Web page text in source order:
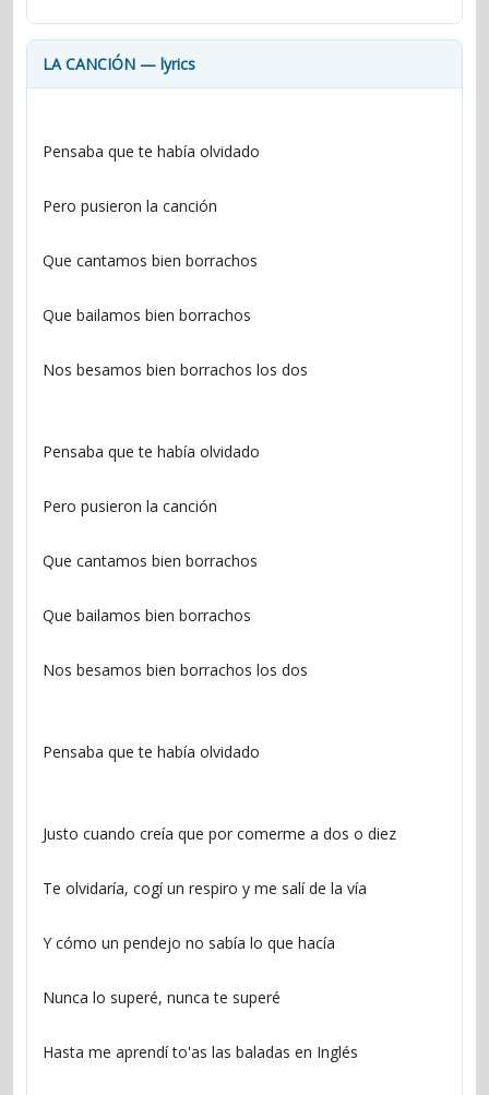
contacts
Contact Aiken or Wolf
LA CANCIÓN — lyrics
Pensaba que te había olvidado
Pero pusieron la canción
Que cantamos bien borrachos
Que bailamos bien borrachos
Nos besamos bien borrachos los dos
Pensaba que te había olvidado
Pero pusieron la canción
Que cantamos bien borrachos
Que bailamos bien borrachos
Nos besamos bien borrachos los dos
Pensaba que te había olvidado
Justo cuando creía que por comerme a dos o diez
Te olvidaría, cogí un respiro y me salí de la vía
Y cómo un pendejo no sabía lo que hacía
Nunca lo superé, nunca te superé
Hasta me aprendí to'as las baladas en Inglés